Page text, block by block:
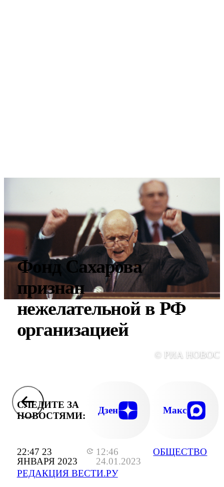
22:47 23
ЯНВАРЯ 2023
12:46
24.01.2023
РЕДАКЦИЯ ВЕСТИ.РУ
ОБЩЕСТВО
Фонд Сахарова
признан
нежелательной в РФ
организацией
© РИА
СЛЕДИТЕ ЗА
НОВОСТЯМИ:
Дзен Макс